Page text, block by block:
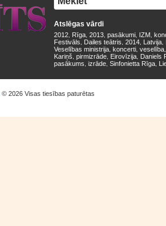
Atslēgas vārdi
2012 Rīga 2013 pasākumi IZM
Festivāls
Dailes teātris 2014 Latvija
Veselības ministrija koncerti veselība
Kariņš pirmizrāde Eirovīzija Daniels
pasākums izrāde Sinfonietta Rīga
© 2026 Visas tiesības paturētas